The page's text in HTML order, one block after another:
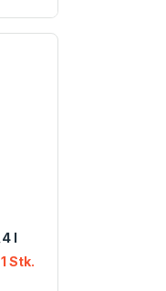
l
Stk.